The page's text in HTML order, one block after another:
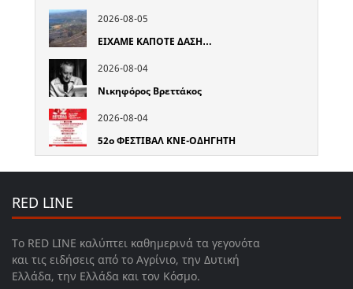
2026-08-05
ΕΙΧΑΜΕ ΚΑΠΟΤΕ ΔΑΣΗ…
2026-08-04
Νικηφόρος Βρεττάκος
2026-08-04
52o ΦΕΣΤΙΒΑΛ ΚΝΕ-ΟΔΗΓΗΤΗ
RED LINE
Το RED LINE καλύπτει καθημερινά τα γεγονότα
και τις ειδήσεις από το Αγρίνιο, την Δυτική
Ελλάδα, την Ελλάδα και τον Κόσμο.